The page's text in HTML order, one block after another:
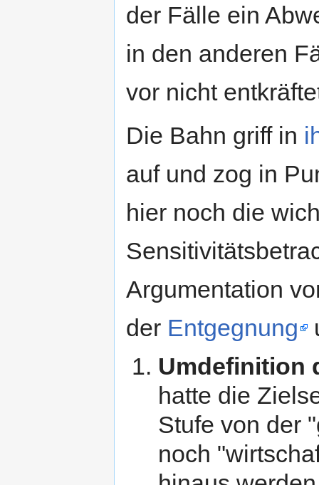
der Fälle ein
in den anderen
vor nicht
Die Bahn griff in
auf und zog in
hier noch die
Argumentation
der Entgegnung
Umdefinition
hatte die
Stufe von der
noch